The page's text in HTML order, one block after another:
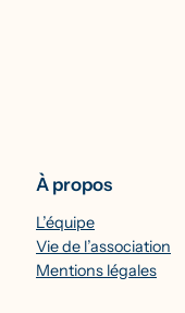
À propos
L’équipe
Vie de l’association
Mentions légales